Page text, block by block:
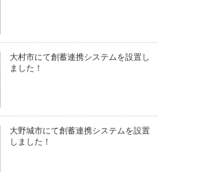
大村市にて創蓄連携システムを設置し
ました！
大野城市にて創蓄連携システムを設置
しました！